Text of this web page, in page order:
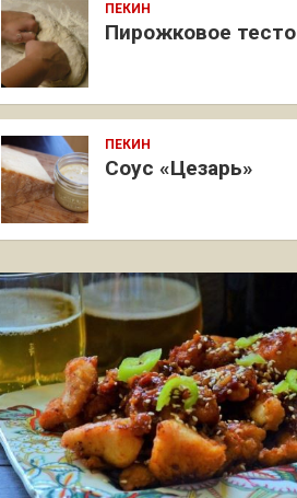
ПЕКИН
Пирожковое тесто
ПЕКИН
Соус «Цезарь»